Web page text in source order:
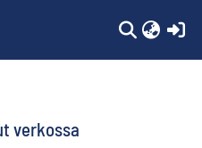
verkossa